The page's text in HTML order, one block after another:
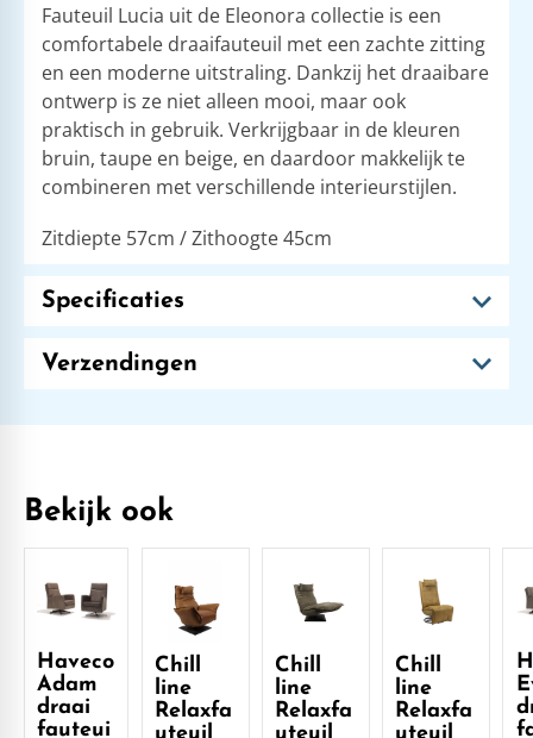
Fauteuil Lucia uit de Eleonora collectie is een
comfortabele draaifauteuil met een zachte zitting
en een moderne uitstraling. Dankzij het draaibare
ontwerp is ze niet alleen mooi, maar ook
praktisch in gebruik. Verkrijgbaar in de kleuren
bruin, taupe en beige, en daardoor makkelijk te
combineren met verschillende interieurstijlen.
Zitdiepte 57cm / Zithoogte 45cm
Specificaties
Verzendingen
Bekijk ook
Haveco
Adam
draai
fauteui
Chill
line
Relaxfa
Chill
line
Relaxfa
Chill
line
Relaxfa